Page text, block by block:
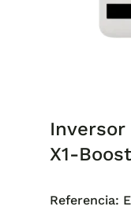
Inversor
X1-
Referencia: